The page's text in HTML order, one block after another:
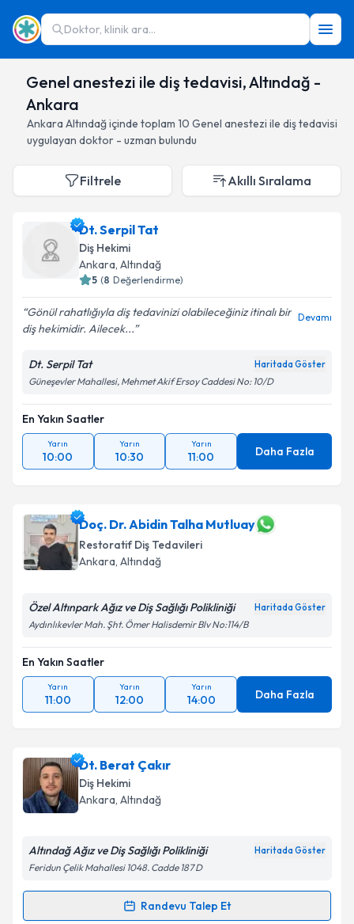
Doktor, klinik ara...
Genel anestezi ile diş tedavisi, Altındağ -
Ankara
Ankara Altındağiçinde toplam 10 Genel anestezi ile diş tedavisi
uygulayan doktor - uzman bulundu
Filtrele Akıllı Sıralama
Dt. Serpil Tat
Diş Hekimi
Ankara, Altındağ
5 (8 Değerlendirme)
Gönül rahatlığıyla diş tedavinizi olabileceğiniz itinalı bir
diş hekimidir. Ailecek...
Devamı
Dt. Serpil Tat Haritada Göster
Güneşevler Mahallesi, Mehmet Akif Ersoy Caddesi No: 10/D
En Yakın Saatler
Yarın
10:00
Yarın
10:30
Yarın
11:00 Daha Fazla
Doç. Dr. Abidin Talha Mutluay
Restoratif Diş Tedavileri
Ankara, Altındağ
Özel Altınpark Ağız ve Diş Sağlığı Polikliniği Haritada Göster
Aydınlıkevler Mah. Şht. Ömer Halisdemir Blv No:114/B
En Yakın Saatler
Yarın
11:00
Yarın
12:00
Yarın
14:00 Daha Fazla
Dt. Berat Çakır
Diş Hekimi
Ankara, Altındağ
Altındağ Ağız ve Diş Sağlığı Polikliniği Haritada Göster
Feridun Çelik Mahallesi 1048. Cadde 187 D
Randevu Talep Et
Randevu Takvimi Talebi